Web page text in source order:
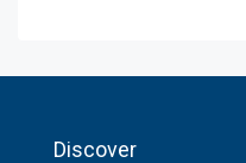
Discover